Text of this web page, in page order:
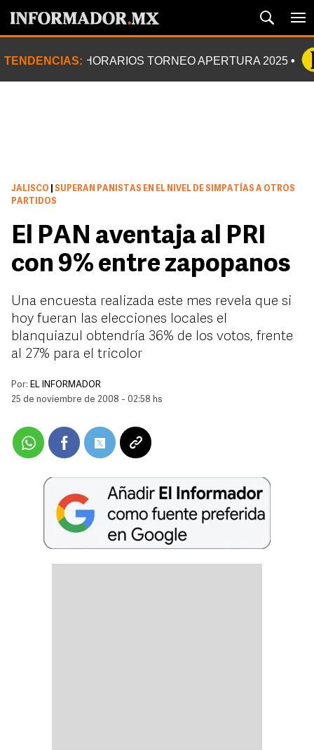
TENDENCIAS: HORARIOS TORNEO APERTURA 2025
JALISCO
SUPERAN PANISTAS EN EL NIVEL DE SIMPATÍAS A OTROS
PARTIDOS
El PAN aventaja al PRI
con 9% entre zapopanos
Una encuesta realizada este mes revela que si
hoy fueran las elecciones locales el
blanquiazul obtendría 36% de los votos, frente
al 27% para el tricolor
Por: EL INFORMADOR
25 de noviembre de 2008 - 02:58 hs